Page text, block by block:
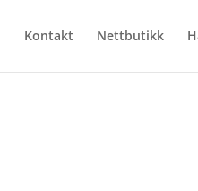
Kontakt Nettbutikk